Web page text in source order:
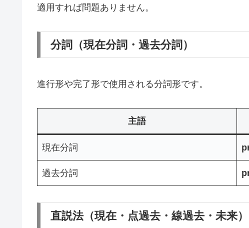
適用すれば問題ありません。
分詞（現在分詞・過去分詞）
進行形や完了形で使用される分詞形です。
主語
現在分詞
過去分詞
直説法（現在・点過去・線過去・未来）